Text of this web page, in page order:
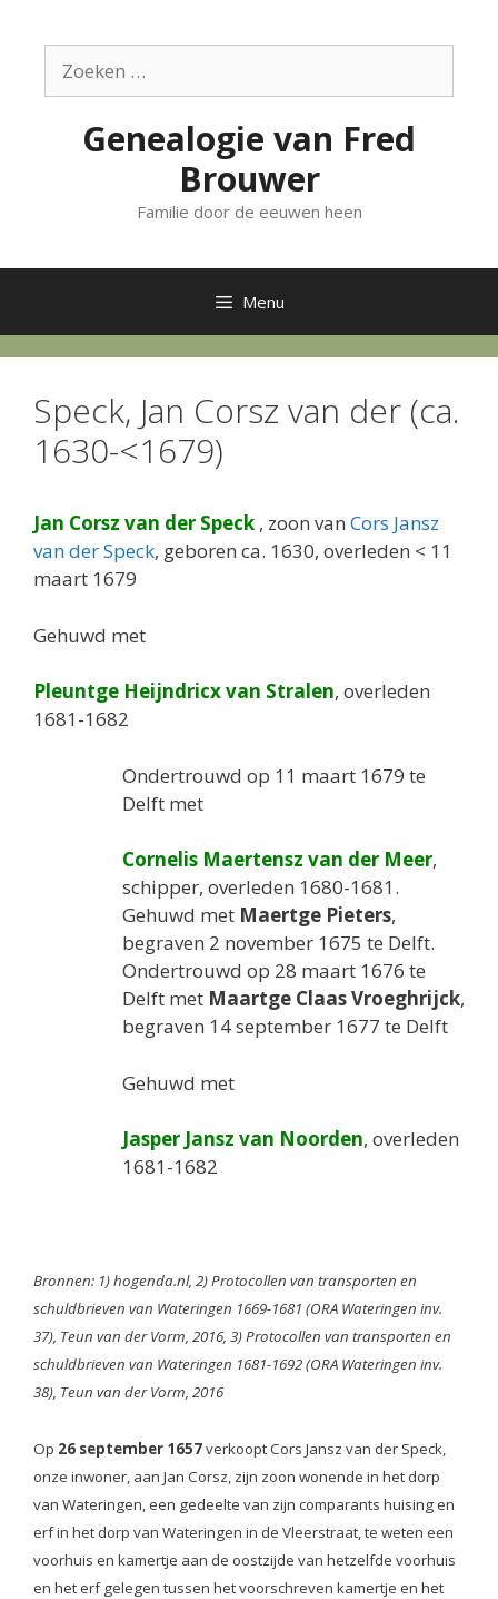
inhoudnaar:
Genealogie van Fred
Brouwer
Familie door de eeuwen heen
Menu
Speck, Jan Corsz van der (ca.
1630-<1679)
Jan Corsz van der Speck , zoon van Cors Jansz
van der Speck, geboren ca. 1630, overleden < 11
maart 1679
Gehuwd met
Pleuntge Heijndricx van Stralen, overleden
1681-1682
Ondertrouwd op 11 maart 1679 te
Delft met
Cornelis Maertensz van der Meer,
schipper, overleden 1680-1681.
Gehuwd met Maertge Pieters,
begraven 2 november 1675 te Delft.
Ondertrouwd op 28 maart 1676 te
Delft met Maartge Claas Vroeghrijck,
begraven 14 september 1677 te Delft
Gehuwd met
Jasper Jansz van Noorden, overleden
1681-1682
Bronnen: 1) hogenda.nl, 2) Protocollen van transporten en
schuldbrieven van Wateringen 1669-1681 (ORA Wateringen inv.
37), Teun van der Vorm, 2016, 3) Protocollen van transporten en
schuldbrieven van Wateringen 1681-1692 (ORA Wateringen inv.
38), Teun van der Vorm, 2016
Op 26 september 1657verkoopt Cors Jansz van der Speck,
onze inwoner, aan Jan Corsz, zijn zoon wonende in het dorp
van Wateringen, een gedeelte van zijn comparants huising en
erf in het dorp van Wateringen in de Vleerstraat, te weten een
voorhuis en kamertje aan de oostzijde van hetzelfde voorhuis
en het erf gelegen tussen het voorschreven kamertje en het